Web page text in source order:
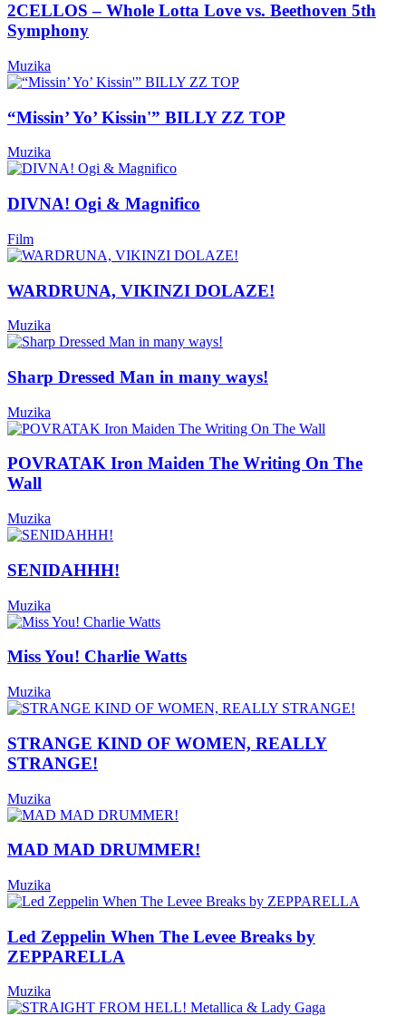
2CELLOS – Whole Lotta Love vs. Beethoven 5th
Symphony
Muzika
“Missin’ Yo’ Kissin'” BILLY ZZ TOP
Muzika
DIVNA! Ogi & Magnifico
Film
WARDRUNA, VIKINZI DOLAZE!
Muzika
Sharp Dressed Man in many ways!
Muzika
POVRATAK Iron Maiden The Writing On The
Wall
Muzika
SENIDAHHH!
Muzika
Miss You! Charlie Watts
Muzika
STRANGE KIND OF WOMEN, REALLY
STRANGE!
Muzika
MAD MAD DRUMMER!
Muzika
Led Zeppelin When The Levee Breaks by
ZEPPARELLA
Muzika